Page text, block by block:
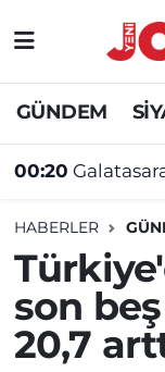
GÜNDEM
00:20 Galatasaray
HABERLER
son
20,7
GÜNDEM
SİYASET
DÜNYA
EĞİTİM
ÖZEL
Nöbetçi
Hava
Süper Lig
Tüm
Son